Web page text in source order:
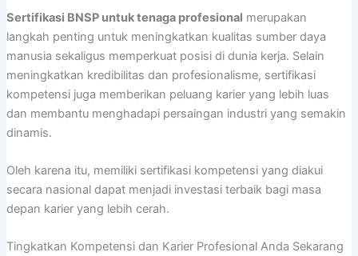
Sertifikasi BNSP untuk tenaga profesional merupakan
langkah penting untuk meningkatkan kualitas sumber daya
manusia sekaligus memperkuat posisi di dunia kerja. Selain
meningkatkan kredibilitas dan profesionalisme, sertifikasi
kompetensi juga memberikan peluang karier yang lebih luas
dan membantu menghadapi persaingan industri yang semakin
dinamis.
Oleh karena itu, memiliki sertifikasi kompetensi yang diakui
secara nasional dapat menjadi investasi terbaik bagi masa
depan karier yang lebih cerah.
Tingkatkan Kompetensi dan Karier Profesional Anda Sekarang